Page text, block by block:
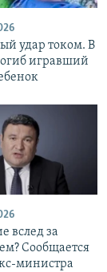
удар током. В
игравший
вслед за
Сообщается
министра